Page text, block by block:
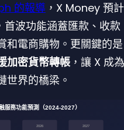
的報導 ，X Money 預計
波功能涵蓋匯款、收款
和電商購物。更關鍵的
加密貨幣轉帳 ，讓 X 成
世界的橋梁。
服務功能預測（2024-2027）
2026 2027